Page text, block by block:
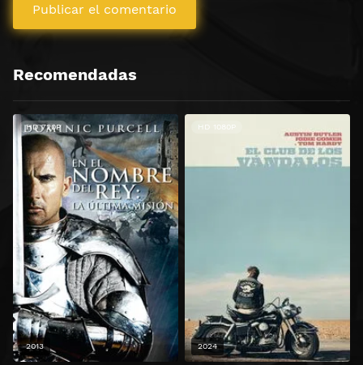
Recomendadas
HD 720P
2013
HD 1080P
2024